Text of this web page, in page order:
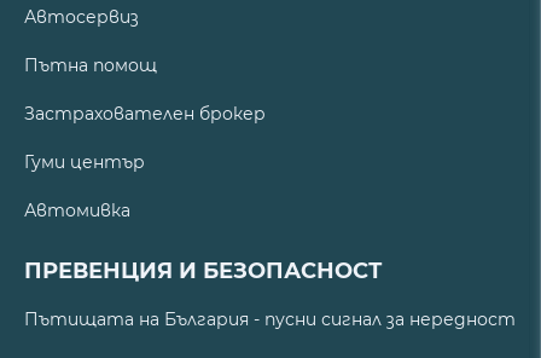
Автосервиз
Пътна помощ
Застрахователен брокер
Гуми център
Автомивка
ПРЕВЕНЦИЯ И БЕЗОПАСНОСТ
Пътищата на България - пусни сигнал за нередност